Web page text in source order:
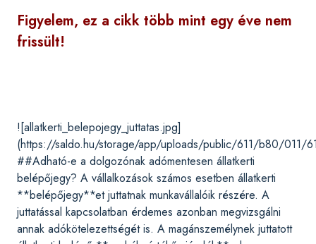
Figyelem, ez a cikk több mint egy éve nem
frissült!
![allatkerti_belepojegy_juttatas.jpg]
(https://saldo.hu/storage/app/uploads/public/611/b80/011/
##Adható-e a dolgozónak adómentesen állatkerti
belépőjegy? A vállalkozások számos esetben állatkerti
**belépőjegy**et juttatnak munkavállalóik részére. A
juttatással kapcsolatban érdemes azonban megvizsgálni
annak adókötelezettségét is. A magánszemélynek juttatott